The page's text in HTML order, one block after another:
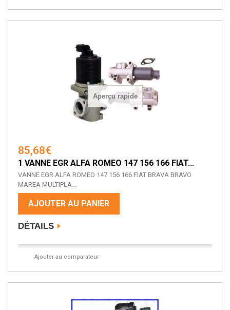
Aperçu rapide
85,68€
1 VANNE EGR ALFA ROMEO 147 156 166 FIAT...
VANNE EGR ALFA ROMEO 147 156 166 FIAT BRAVA BRAVO
MAREA MULTIPLA...
AJOUTER AU PANIER
DÉTAILS
Ajouter au comparateur